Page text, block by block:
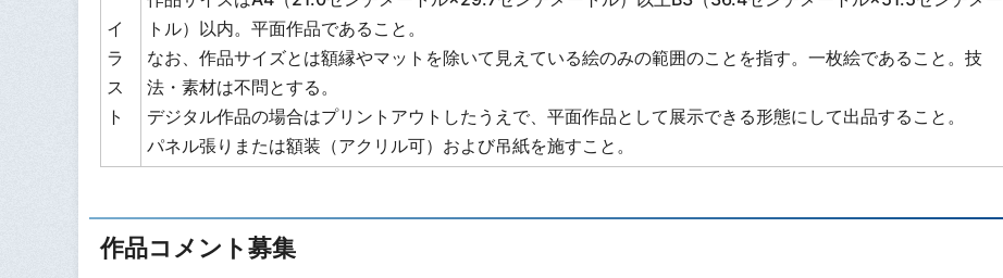
イ
ラ
ス
ト
トル）以内。平面作品であること。
なお、作品サイズとは額縁やマットを除いて見えている絵のみの範囲のことを指す。一枚絵であること。技
法・素材は不問とする。
デジタル作品の場合はプリントアウトしたうえで、平面作品として展示できる形態にして出品すること。
パネル張りまたは額装（アクリル可）および吊紙を施すこと。
作品コメント募集